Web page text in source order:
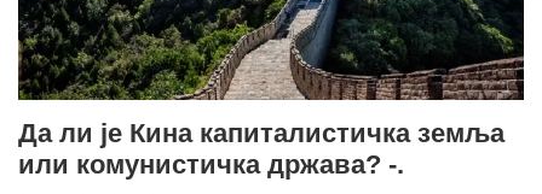
Да ли је Кина капиталистичка земља
или комунистичка држава? -.